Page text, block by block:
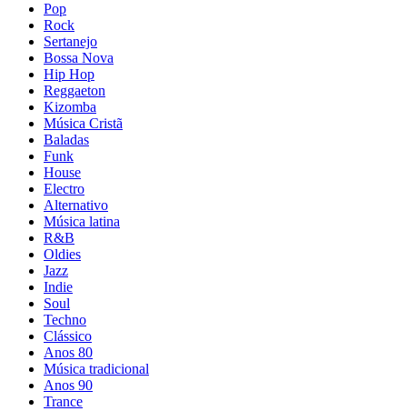
Pop
Rock
Sertanejo
Bossa Nova
Hip Hop
Reggaeton
Kizomba
Música Cristã
Baladas
Funk
House
Electro
Alternativo
Música latina
R&B
Oldies
Jazz
Indie
Soul
Techno
Clássico
Anos 80
Música tradicional
Anos 90
Trance